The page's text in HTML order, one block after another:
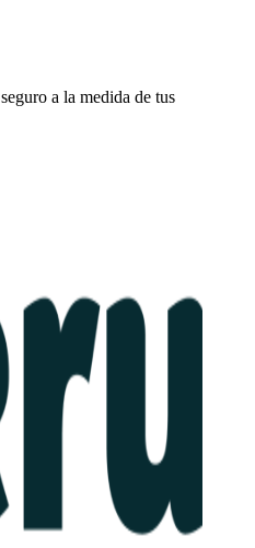
seguro a la medida de tus